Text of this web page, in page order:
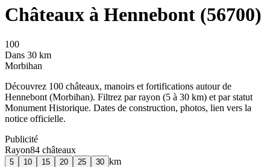
Châteaux à Hennebont (56700)
100
Dans 30 km
Morbihan
Découvrez 100 châteaux, manoirs et fortifications autour de
Hennebont (Morbihan). Filtrez par rayon (5 à 30 km) et par statut
Monument Historique. Dates de construction, photos, lien vers la
notice officielle.
Publicité
Rayon84 châteaux
5 10 15 20 25 30 km